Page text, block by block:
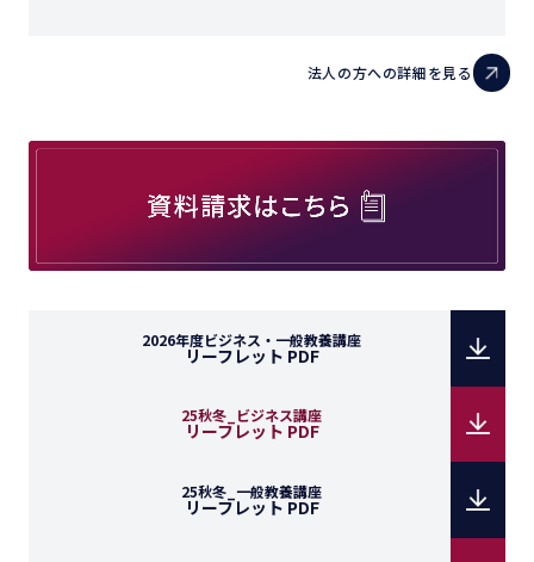
法人の方への詳細を見る
2026年度ビジネス・一般教養講座
リーフレット PDF
25秋冬_ビジネス講座
リーフレット PDF
25秋冬_一般教養講座
リーフレット PDF